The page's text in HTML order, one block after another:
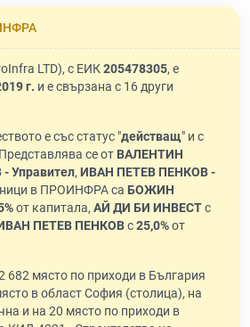
LTD), с ЕИК205478305, е
г. и е свързана с 16 други
е със статус "действащ" и с
се от ВАЛЕНТИН
Управител, ИВАН ПЕТЕВ ПЕНКОВ -
в ПРОИНФРА са БОЖИН
от капитала, АЙ ДИ БИ ИНВЕСТс
ПЕТЕВ ПЕНКОВс25,0%от
682 място по приходи в България
в област София (столица), на
и на 20 място по приходи в